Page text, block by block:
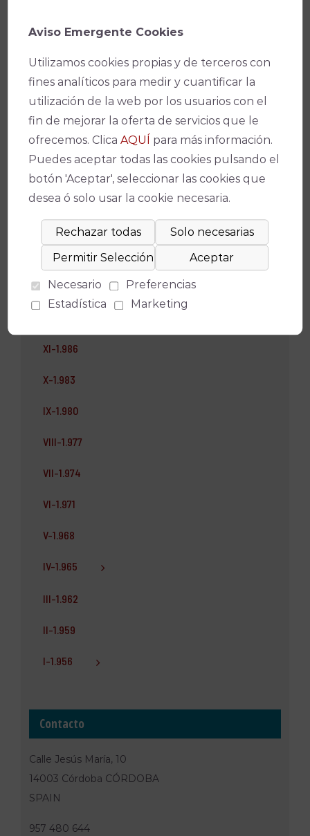
XXI-2016
XX-2013
XIX-2010
XVIII-2007
XVII-2004
XVI-2001
XV-1.998
XIV-1.995
XIII-1.992
XI-1.986
X-1.983
IX-1.980
VIII-1.977
VII-1.974
VI-1.971
V-1.968
IV-1.965
III-1.962
II-1.959
I-1.956
Contacto
Calle Jesús María, 10
14003 Córdoba CÓRDOBA
SPAIN
957 480 644
Aviso Emergente Cookies
Utilizamos cookies propias y de terceros con
fines analíticos para medir y cuantificar la
utilización de la web por los usuarios con el
fin de mejorar la oferta de servicios que le
ofrecemos. ClicaAQUÍ
para más información.
Puedes aceptar todas las cookies pulsando el
botón 'Aceptar', seleccionar las cookies que
desea ó solo usar la cookie necesaria.
Necesario
Preferencias
Estadística
Marketing